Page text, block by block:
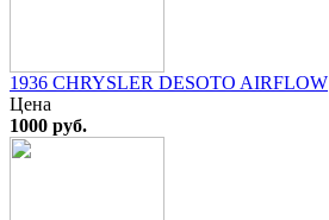
1936 CHRYSLER DESOTO AIRFLOW
Цена
1000 руб.